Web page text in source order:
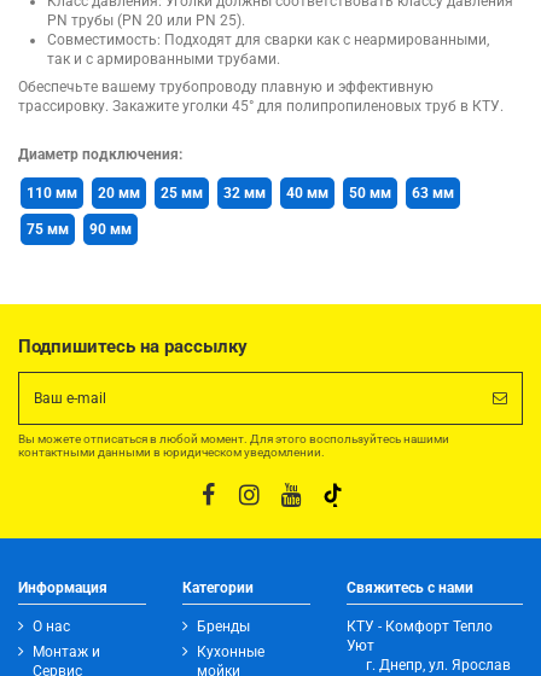
PN трубы (PN 20 или PN 25).
Совместимость: Подходят для сварки как с неармированными,
так и с армированными трубами.
Обеспечьте вашему трубопроводу плавную и эффективную
трассировку. Закажите уголки 45° для полипропиленовых труб в КТУ.
Диаметр подключения:
110 мм 20 мм 25 мм 32 мм 40 мм 50 мм 63 мм
75 мм 90 мм
Подпишитесь на рассылку
Вы можете отписаться в любой момент. Для этого воспользуйтесь нашими
контактными данными в юридическом уведомлении.
Информация
О нас
Монтаж и
Сервис
Категории
Бренды
Кухонные
мойки
Свяжитесь с нами
КТУ - Комфорт Тепло
Уют
г. Днепр, ул. Ярослав